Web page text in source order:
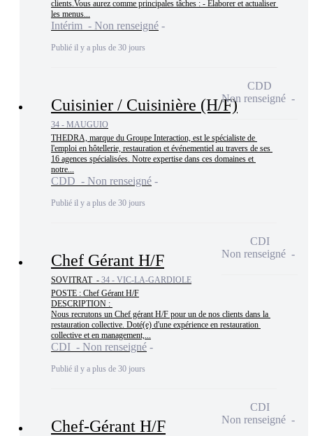
clients.Vous aurez comme principales tâches : - Élaborer et actualiser
les menus...
Intérim - Non renseigné
Publié il y a plus de 30 jours
Cuisinier / Cuisinière (H/F)
34 - MAUGUIO
THEDRA, marque du Groupe Interaction, est le spécialiste de
l'emploi en hôtellerie, restauration et événementiel au travers de ses
16 agences spécialisées. Notre expertise dans ces domaines et
notre...
CDD - Non renseigné
Publié il y a plus de 30 jours
CDD
Non renseigné
Chef Gérant H/F
SOVITRAT - 34 - VIC-LA-GARDIOLE
POSTE : Chef Gérant H/F
DESCRIPTION :
Nous recrutons un Chef gérant H/F pour un de nos clients dans la
restauration collective. Doté(e) d'une expérience en restauration
collective et en management,...
CDI - Non renseigné
Publié il y a plus de 30 jours
CDI
Non renseigné
Chef-Gérant H/F
CDI
Non renseigné